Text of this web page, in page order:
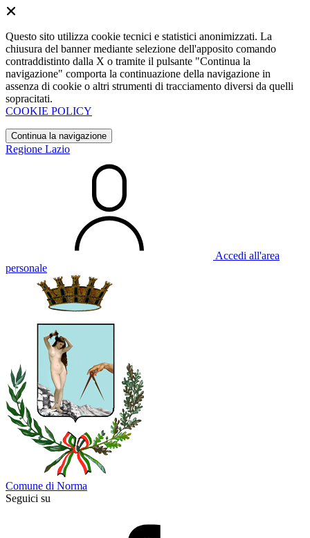
Questo sito utilizza cookie tecnici e statistici anonimizzati. La
chiusura del banner mediante selezione dell'apposito comando
contraddistinto dalla X o tramite il pulsante "Continua la
navigazione" comporta la continuazione della navigazione in
assenza di cookie o altri strumenti di tracciamento diversi da quelli
sopracitati.
COOKIE POLICY
Continua la navigazione
Regione Lazio
Accedi all'area
personale
Comune di Norma
Seguici su